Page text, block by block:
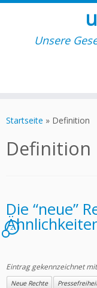
Inhalt
Unsere
Startseite » Definition
Definition
Die “neue”
2
Eintrag gekennzeichnet
Neue Rechte